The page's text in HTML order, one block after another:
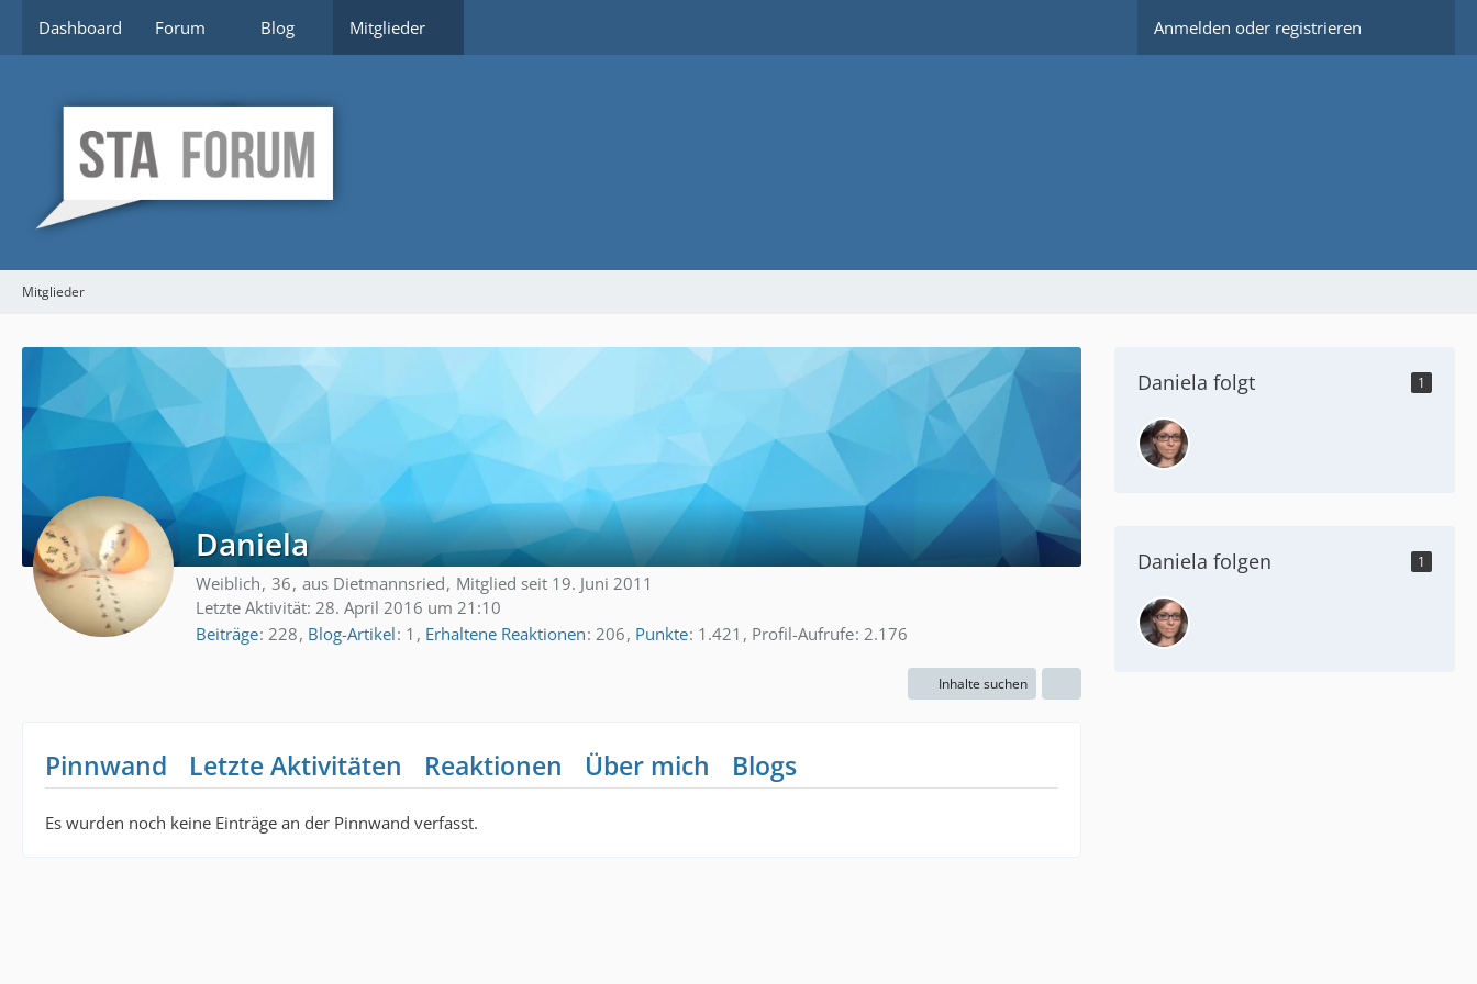
Dashboard Forum Blog Mitglieder Anmelden oder registrieren
Mitglieder
Daniela
Weiblich 36 aus Dietmannsried Mitglied seit 19. Juni 2011
Letzte Aktivität: 28. April 2016 um 21:10
Beiträge 228 Blog-Artikel 1 Erhaltene Reaktionen 206 Punkte 1.421 Profil-Aufrufe 2.176
Inhalte suchen
Pinnwand Letzte Aktivitäten Reaktionen Über mich Blogs
Es wurden noch keine Einträge an der Pinnwand verfasst.
Daniela folgt 1
Daniela folgen 1